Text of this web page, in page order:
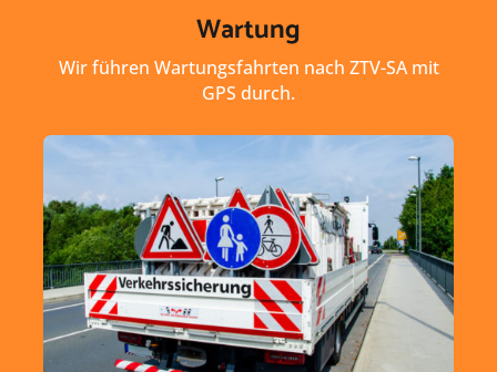
Wartung
Wir führen Wartungsfahrten nach ZTV-SA mit
GPS durch.